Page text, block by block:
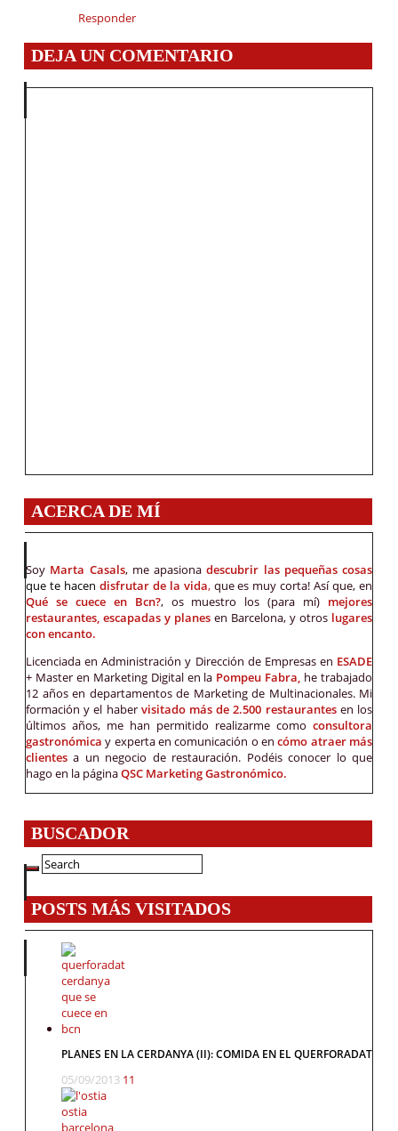
Responder
DEJA UN COMENTARIO
ACERCA DE MÍ
Soy Marta Casals, me apasionadescubrir las pequeñas cosas
que te hacen disfrutar de la vida,que es muy corta! Así que, en
Qué se cuece en Bcn?, os muestro los (para mí) mejores
restaurantes, escapadas y planes en Barcelona, y otros lugares
con encanto.
Licenciada en Administración y Dirección de Empresas en ESADE
+ Master en Marketing Digital en la Pompeu Fabra, he trabajado
12 años en departamentos de Marketing de Multinacionales. Mi
formación y el haber visitado más de 2.500 restaurantes en los
últimos años, me han permitido realizarme como consultora
gastronómicay experta en comunicación o encómo atraer más
clientes a un negocio de restauración. Podéis conocer lo que
hago en la páginaQSC Marketing Gastronómico.
BUSCADOR
POSTS MÁS VISITADOS
PLANES EN LA CERDANYA (II): COMIDA EN EL QUERFORADAT
05/09/2013 11